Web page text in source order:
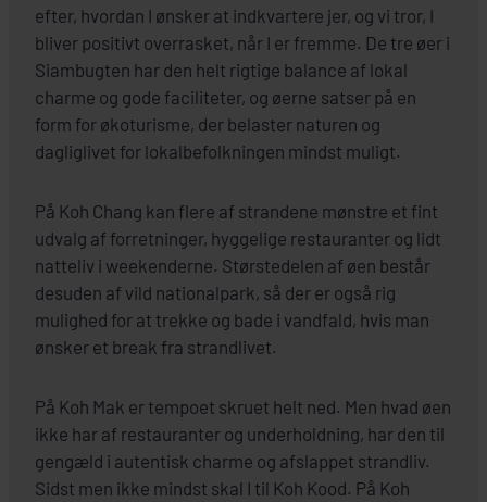
efter, hvordan I ønsker at indkvartere jer, og vi tror, I
bliver positivt overrasket, når I er fremme. De tre øer i
Siambugten har den helt rigtige balance af lokal
charme og gode faciliteter, og øerne satser på en
form for økoturisme, der belaster naturen og
dagliglivet for lokalbefolkningen mindst muligt.
På Koh Chang kan flere af strandene mønstre et fint
udvalg af forretninger, hyggelige restauranter og lidt
natteliv i weekenderne. Størstedelen af øen består
desuden af vild nationalpark, så der er også rig
mulighed for at trekke og bade i vandfald, hvis man
ønsker et break fra strandlivet.
På Koh Mak er tempoet skruet helt ned. Men hvad øen
ikke har af restauranter og underholdning, har den til
gengæld i autentisk charme og afslappet strandliv.
Sidst men ikke mindst skal I til Koh Kood. På Koh